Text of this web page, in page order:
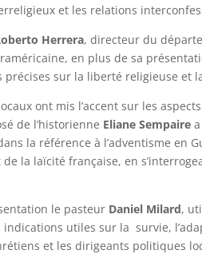
et les relations
Herrera, directeur du
en plus de sa
sur la liberté religieuse et
ont mis l’accent sur les
de l’historienne Eliane Sempaire
la référence à l’adventisme en
la laïcité française, en
le pasteur Daniel Milard,
indications utiles sur la survie,
et les dirigeants politiques